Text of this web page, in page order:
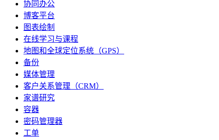
协同办公
博客平台
图表绘制
在线学习与课程
地图和全球定位系统（GPS）
备份
媒体管理
客户关系管理（CRM）
家谱研究
容器
密码管理器
工单